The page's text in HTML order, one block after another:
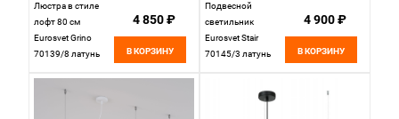
Люстра в стиле
лофт 80 см
Eurosvet Grino
70139/8 латунь
4 850 ₽
В КОРЗИНУ
Подвесной
светильник
Eurosvet Stair
70145/3 латунь
4 900 ₽
В КОРЗИНУ